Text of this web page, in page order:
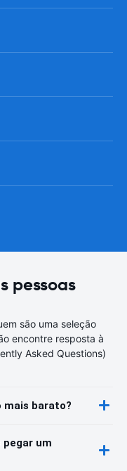
pessoas
são uma seleção
encontre resposta à
Asked Questions)
mais barato?
pegar um